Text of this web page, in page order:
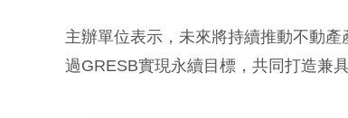
主辦單位表示，未來將持續推動不動
過GRESB實現永續目標，共同打造兼